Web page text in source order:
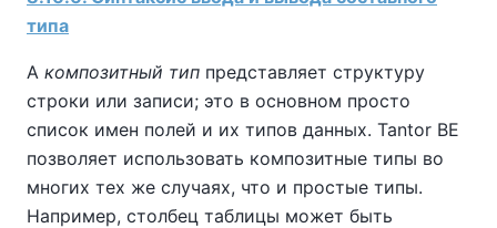
типа
A композитный тип представляет структуру
строки или записи; это в основном просто
список имен полей и их типов данных. Tantor BE
позволяет использовать композитные типы во
многих тех же случаях, что и простые типы.
Например, столбец таблицы может быть